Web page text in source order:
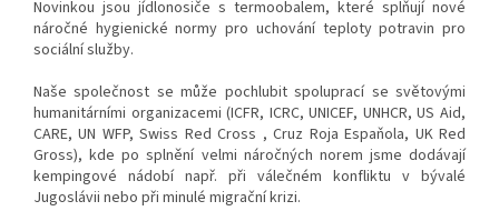
Novinkou jsou jídlonosiče s termoobalem, které splňují nové
náročné hygienické normy pro uchování teploty potravin pro
sociální služby.
Naše společnost se může pochlubit spoluprací se světovými
humanitárními organizacemi (ICFR, ICRC, UNICEF, UNHCR, US Aid,
CARE, UN WFP, Swiss Red Cross , Cruz Roja Espaňola, UK Red
Gross), kde po splnění velmi náročných norem jsme dodávají
kempingové nádobí např. při válečném konfliktu v bývalé
Jugoslávii nebo při minulé migrační krizi.